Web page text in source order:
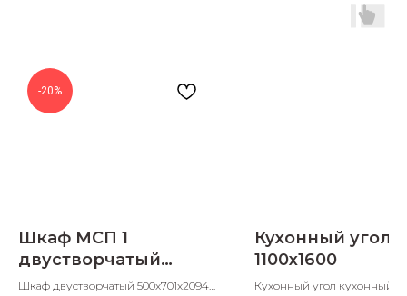
-20%
Шкаф МСП 1
двустворчатый
500х701х2094
Шкаф двустворчатый 500х701х2094
Кухонный угол
1100х1600
Кухонный угол кухонный